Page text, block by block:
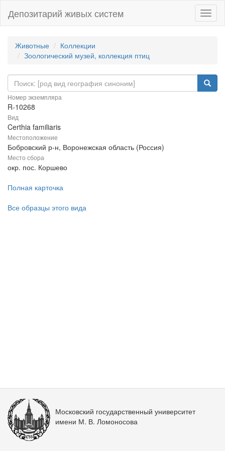
Депозитарий живых систем
Животные
Коллекции
Зоологический музей, коллекция птиц
Номер экземпляра
R-10268
Вид
Certhia familiaris
Местоположение
Бобровский р-н, Воронежская область (Россия)
Место сбора
окр. пос. Коршево
Полная карточка
Все образцы этого вида
Московский государственный университет
имени М. В. Ломоносова